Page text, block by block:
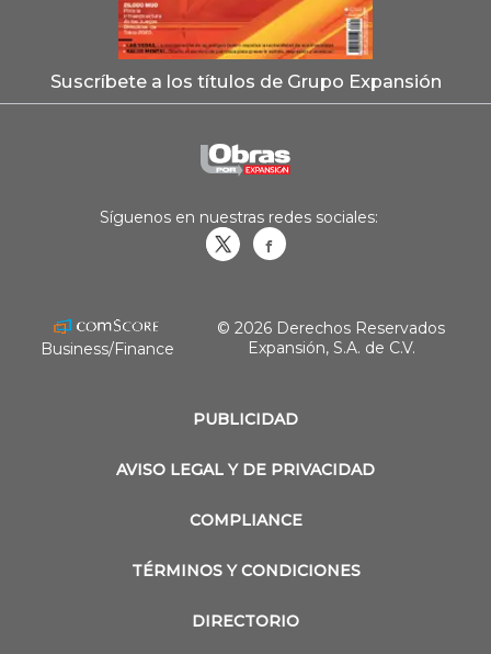
Suscríbete a los títulos de Grupo Expansión
PUBLICIDAD
AVISO LEGAL Y DE PRIVACIDAD
COMPLIANCE
TÉRMINOS Y CONDICIONES
DIRECTORIO
Síguenos en nuestras redes sociales:
Business/Finance
© 2026 Derechos Reservados
Expansión, S.A. de C.V.